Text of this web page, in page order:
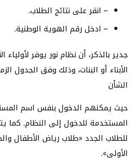
– انقر على نتائج الطلاب.
– ادخل رقم الهوية الوطنية.
جدير بالذكر، أن نظام نور يوفر
الأبناء أو البنات، وذلك وفق الجدول
الشأن
حيث يمكنهم الدخول بنفس اسم
المستخدمة للدخول إلى النظام. كما
للطلاب الجدد «طلاب رياض الأطفال
الأولى».